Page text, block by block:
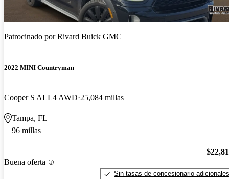
Patrocinado porRivard Buick GMC
2022 MINI Countryman
Cooper S ALL4 AWD 25,084 millas
Tampa, FL
96 millas
Buena oferta
Sin tasas de concesionario adicionales